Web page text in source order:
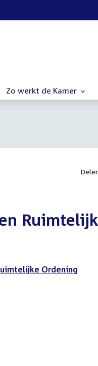
Zo werkt de Kamer
Ordening